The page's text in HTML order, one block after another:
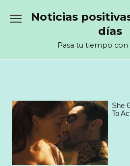
Noticias
días
Pasa tu tiempo